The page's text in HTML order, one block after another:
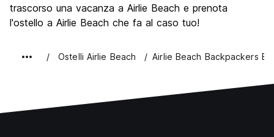
Festa / Vita notturna
Qualita' Prezzo
trascorso una vacanza a Airlie Beach e prenota
l'ostello a Airlie Beach che fa al caso tuo!
Ostelli Airlie Beach Airlie Beach Backpackers